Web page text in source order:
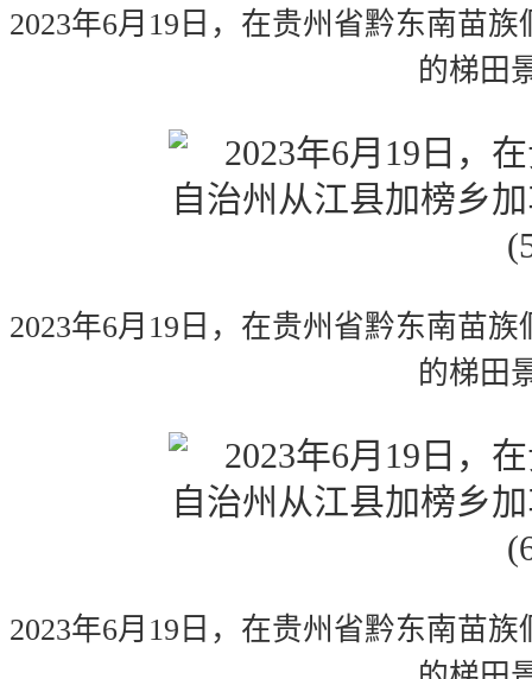
2023年6月19日，在贵州省黔东南苗
的梯田
2023年6月19日，在贵州省黔东南苗
的梯田
2023年6月19日，在贵州省黔东南苗